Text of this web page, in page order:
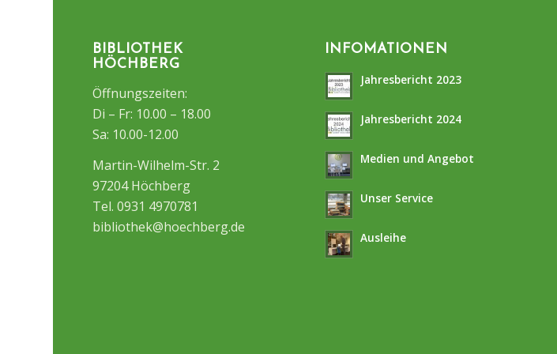
BIBLIOTHEK
HÖCHBERG
Öffnungszeiten:
Di – Fr: 10.00 – 18.00
Sa: 10.00-12.00
Martin-Wilhelm-Str. 2
97204 Höchberg
Tel. 0931 4970781
bibliothek@hoechberg.de
INFOMATIONEN
Jahresbericht 2023
Jahresbericht 2024
Medien und Angebot
Unser Service
Ausleihe